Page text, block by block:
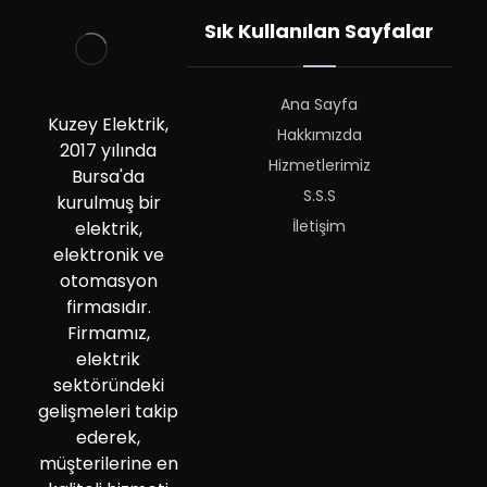
Kuzey Elektrik,
2017 yılında
Bursa'da
kurulmuş bir
elektrik,
elektronik ve
otomasyon
firmasıdır.
Firmamız,
elektrik
sektöründeki
gelişmeleri takip
ederek,
müşterilerine en
Sık Kullanılan Sayfalar
Ana Sayfa
Hakkımızda
Hizmetlerimiz
S.S.S
İletişim